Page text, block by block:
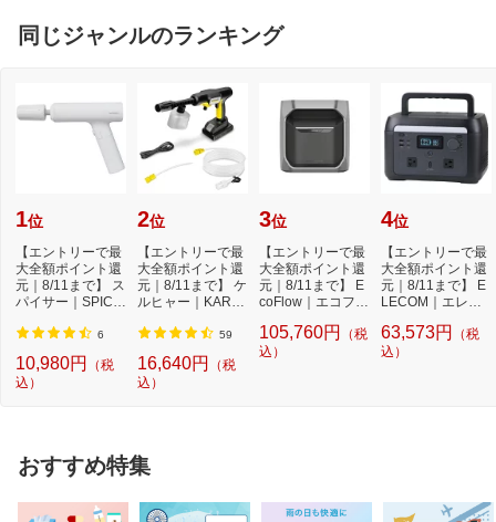
同じジャンルのランキング
1位
【エントリーで最
大全額ポイント還
元｜8/11まで】 ス
パイサー｜SPICE
ケ...
6
10,980円
（税
込）
2位
【エントリーで最
大全額ポイント還
元｜8/11まで】 ケ
ルヒャー｜KARC
圧...
59
16,640円
（税
込）
3位
【エントリーで最
大全額ポイント還
元｜8/11まで】 E
coFlow｜エコフロ
P...
105,760円
（税
込）
4位
【エントリーで最
大全額ポイント還
元｜8/11まで】 E
LECOM｜エレコ
...
63,573円
（税
込）
おすすめ特集